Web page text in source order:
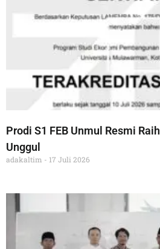
Prodi S1 FEB Unmul Resmi
Unggul
adakaltim 17 Juli 2026